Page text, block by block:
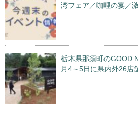
湾フェア／咖哩の宴／
栃木県那須町のGOOD
月4～5日に県内外26店